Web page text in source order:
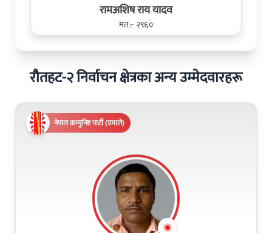
रामअशिष राय यादव
मत:- २९६०
रौतहट-२ निर्वाचन क्षेत्रका अन्य उम्मेदवारहरू
नेपाल कम्युनिष्ट पार्टी (एमाले)